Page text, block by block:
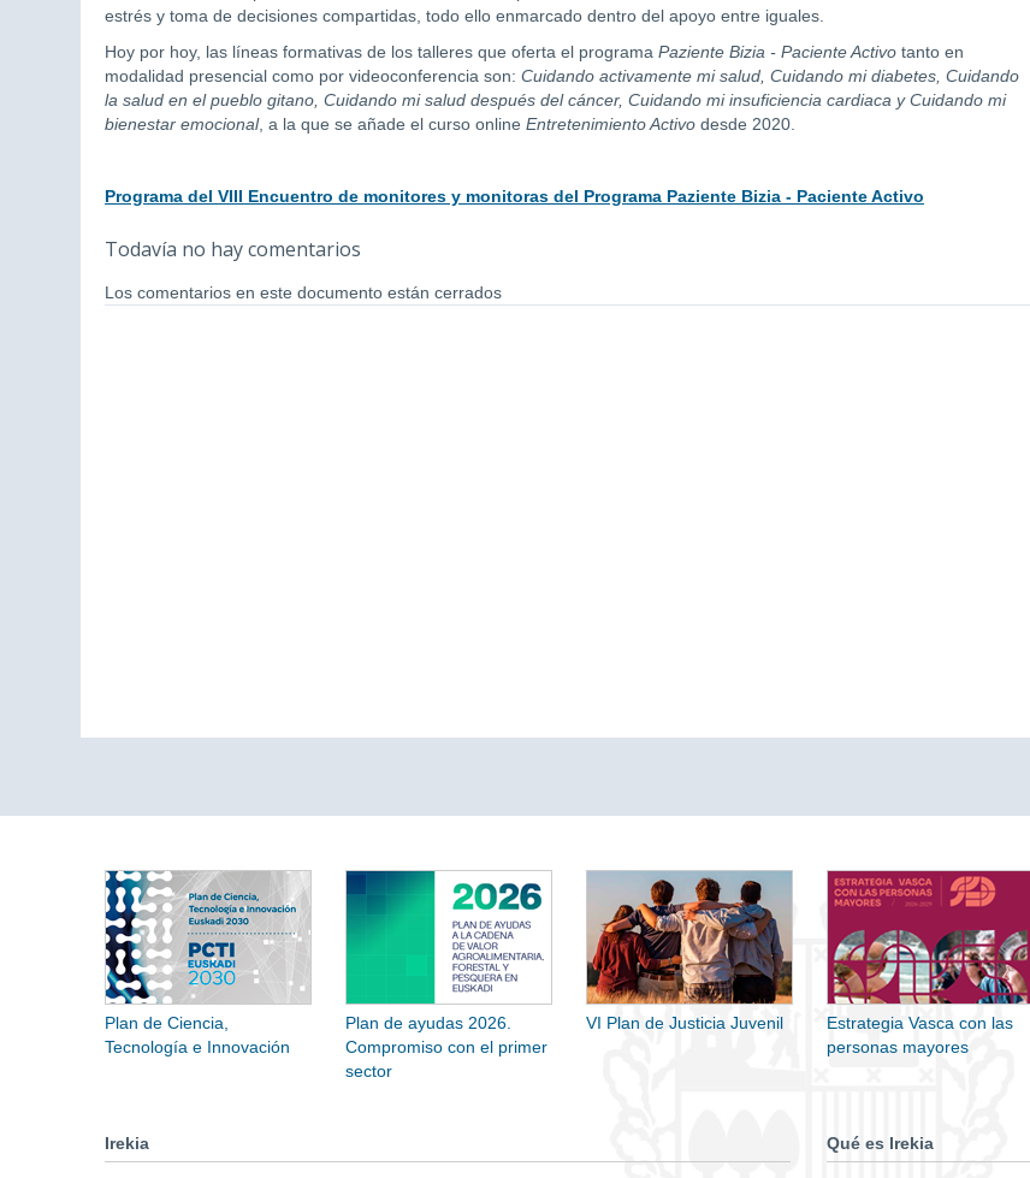
estrés y toma de decisiones compartidas, todo ello enmarcado dentro del apoyo entre iguales.
Hoy por hoy, las líneas formativas de los talleres que oferta el programa Paziente Bizia - Paciente Activo tanto en
modalidad presencial como por videoconferencia son: Cuidando activamente mi salud, Cuidando mi diabetes, Cuidando
la salud en el pueblo gitano, Cuidando mi salud después del cáncer, Cuidando mi insuficiencia cardiaca y Cuidando mi
bienestar emocional, a la que se añade el curso online Entretenimiento Activo desde 2020.
Programa del VIII Encuentro de monitores y monitoras del Programa Paziente Bizia - Paciente Activo
Todavía no hay comentarios
Los comentarios en este documento están cerrados
Plan de Ciencia,
Tecnología e Innovación
Plan de ayudas 2026.
Compromiso con el primer
sector
VI Plan de Justicia Juvenil
Estrategia Vasca con las
personas mayores
Irekia Qué es Irekia